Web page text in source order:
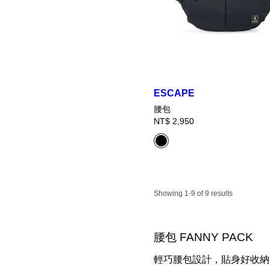
ESCAPE
腰包
NT$ 2,950
Showing 1-9 of 9 results
腰包 FANNY PACK
輕巧腰包設計，貼身好收納